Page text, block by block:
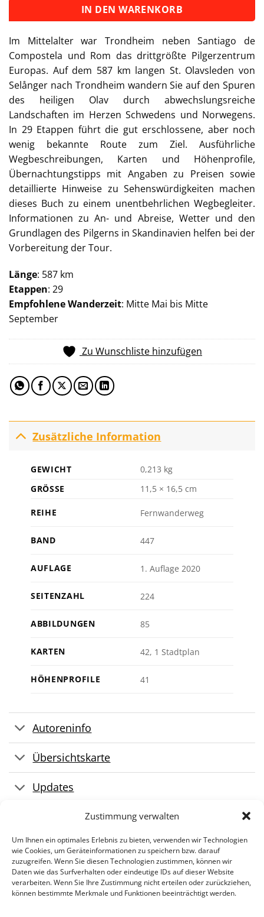
Zustimmung verwalten
Um Ihnen ein optimales Erlebnis zu bieten, verwenden wir Technologien
wie Cookies, um Geräteinformationen zu speichern bzw. darauf
zuzugreifen. Wenn Sie diesen Technologien zustimmen, können wir
Daten wie das Surfverhalten oder eindeutige IDs auf dieser Website
verarbeiten. Wenn Sie Ihre Zustimmung nicht erteilen oder zurückziehen,
können bestimmte Merkmale und Funktionen beeinträchtigt werden.
IN DEN WARENKORB
Im Mittelalter war Trondheim neben Santiago de
Compostela und Rom das drittgrößte Pilgerzentrum
Europas. Auf dem 587 km langen St. Olavsleden von
Selånger nach Trondheim wandern Sie auf den Spuren
des heiligen Olav durch abwechslungsreiche
Landschaften im Herzen Schwedens und Norwegens.
In 29 Etappen führt die gut erschlossene, aber noch
wenig bekannte Route zum Ziel. Ausführliche
Wegbeschreibungen, Karten und Höhenprofile,
Übernachtungstipps mit Angaben zu Preisen sowie
detaillierte Hinweise zu Sehenswürdigkeiten machen
dieses Buch zu einem unentbehrlichen Wegbegleiter.
Informationen zu An- und Abreise, Wetter und den
Grundlagen des Pilgerns in Skandinavien helfen bei der
Vorbereitung der Tour.
Länge: 587 km
Etappen: 29
Empfohlene Wanderzeit: Mitte Mai bis Mitte
September
Zu Wunschliste hinzufügen
Zusätzliche Information
GEWICHT
0,213 kg
GRÖSSE
11,5 × 16,5 cm
REIHE Fernwanderweg
BAND 447
AUFLAGE 1. Auflage 2020
SEITENZAHL 224
ABBILDUNGEN 85
KARTEN 42, 1 Stadtplan
HÖHENPROFILE 41
Autoreninfo
Übersichtskarte
Updates
GPS-Tracks